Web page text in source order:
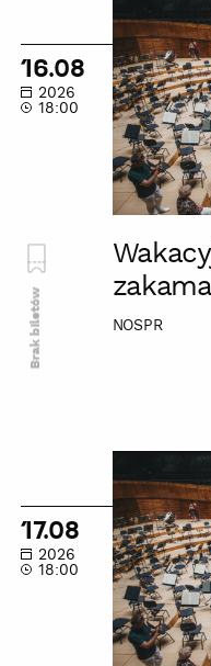
zwiedzanie
zakamarków
NOSPR
16.08
2026
18:00
NOSPR
Brak biletów
zwiedzanie
zakamarków
NOSPR
17.08
2026
18:00